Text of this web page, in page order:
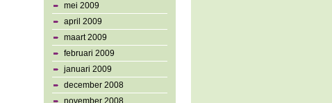
mei 2009
april 2009
maart 2009
februari 2009
januari 2009
december 2008
november 2008